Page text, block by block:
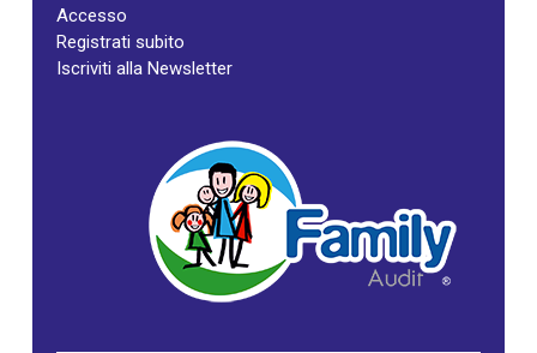
Accesso
Registrati subito
Iscriviti alla Newsletter